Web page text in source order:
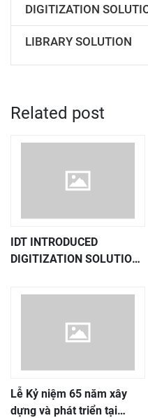
DIGITIZATION
LIBRARY SOLUTION
Related post
IDT INTRODUCED
DIGITIZATION SOLUTION
2018
Lễ Kỷ niệm 65 năm xây
dựng và phát triển tại